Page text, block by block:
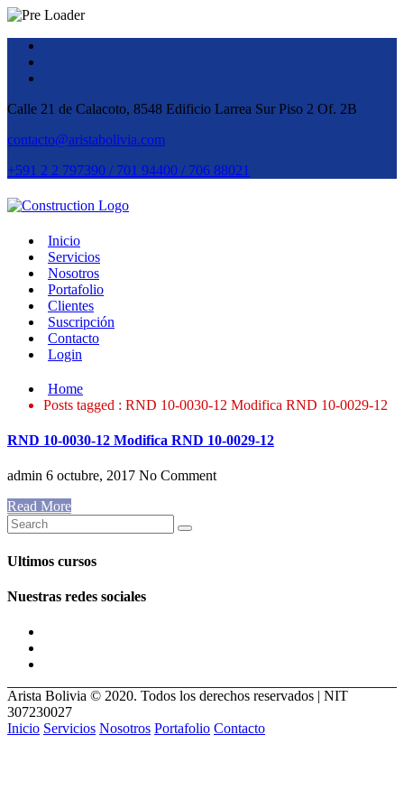
Calle 21 de Calacoto, 8548 Edificio Larrea Sur Piso 2 Of. 2B
contacto@aristabolivia.com
+591 2 2 797390 / 701 94400 / 706 88021
Inicio
Servicios
Nosotros
Portafolio
Clientes
Suscripción
Contacto
Login
Home
Posts tagged : RND 10-0030-12 Modifica RND 10-0029-12
RND 10-0030-12 Modifica RND 10-0029-12
admin 6 octubre, 2017 No Comment
Read More
Ultimos cursos
Nuestras redes sociales
Arista Bolivia © 2020. Todos los derechos reservados | NIT
307230027
Inicio Servicios Nosotros Portafolio Contacto